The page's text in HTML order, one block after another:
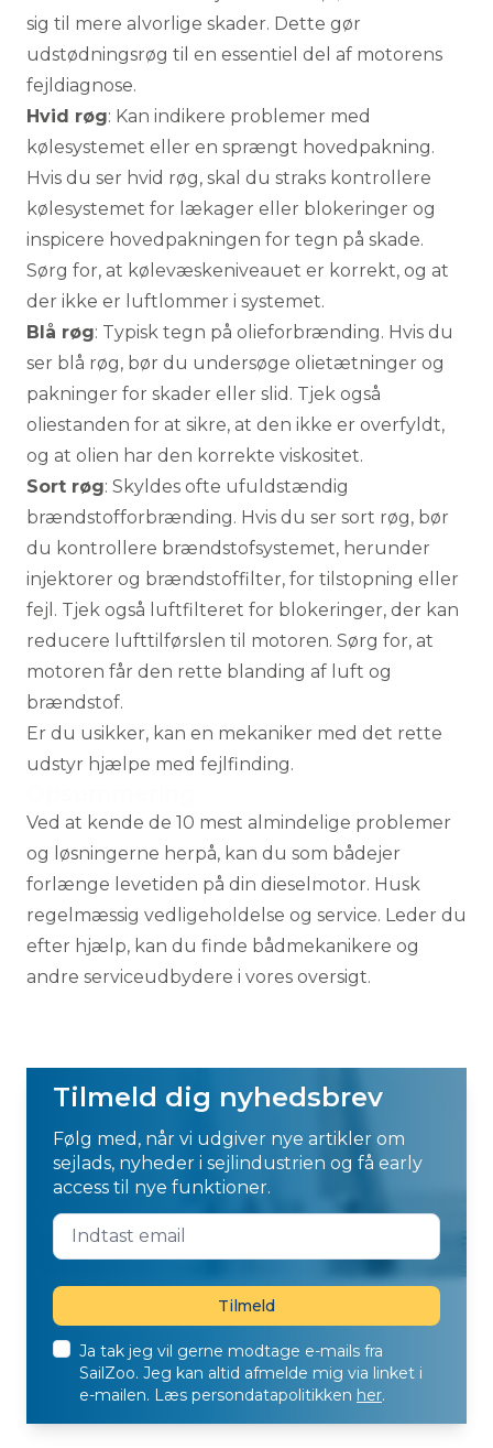
sig til mere alvorlige skader. Dette gør
udstødningsrøg til en essentiel del af motorens
fejldiagnose.
Hvid røg: Kan indikere problemer med
kølesystemet eller en sprængt hovedpakning.
Hvis du ser hvid røg, skal du straks kontrollere
kølesystemet for lækager eller blokeringer og
inspicere hovedpakningen for tegn på skade.
Sørg for, at kølevæskeniveauet er korrekt, og at
der ikke er luftlommer i systemet.
Blå røg: Typisk tegn på olieforbrænding. Hvis du
ser blå røg, bør du undersøge olietætninger og
pakninger for skader eller slid. Tjek også
oliestanden for at sikre, at den ikke er overfyldt,
og at olien har den korrekte viskositet.
Sort røg: Skyldes ofte ufuldstændig
brændstofforbrænding. Hvis du ser sort røg, bør
du kontrollere brændstofsystemet, herunder
injektorer og brændstoffilter, for tilstopning eller
fejl. Tjek også luftfilteret for blokeringer, der kan
reducere lufttilførslen til motoren. Sørg for, at
motoren får den rette blanding af luft og
brændstof.
Er du usikker, kan en mekaniker med det rette
udstyr hjælpe med fejlfinding.
Ved at kende de 10 mest almindelige problemer
og løsningerne herpå, kan du som bådejer
forlænge levetiden på din dieselmotor. Husk
regelmæssig vedligeholdelse og service. Leder du
efter hjælp, kan du finde bådmekanikere og
andre serviceudbydere i vores oversigt.
Tilmeld dig nyhedsbrev
Følg med, når vi udgiver nye artikler om
sejlads, nyheder i sejlindustrien og få early
access til nye funktioner.
Ja tak jeg vil gerne modtage e-mails fra
SailZoo. Jeg kan altid afmelde mig via linket i
e-mailen. Læs persondatapolitikken her.